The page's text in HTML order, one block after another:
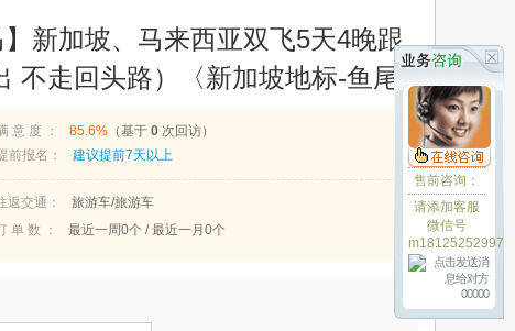
售前咨询：
请添加客服
微信号
m18125252997
00000
新加坡、马来西亚双飞5天4晚跟
不走回头路）〈新加坡地标-鱼尾
吉隆坡标志-双子塔、升级两晚吉
坡标志-双子塔、升级 100 元餐标海
意 度 ： 85.6% （基于 0 次回访）
前报名：
建议提前7天以上
返交通：
旅游车/旅游车
单 数 ： 最近一周0个 / 最近一月 0个